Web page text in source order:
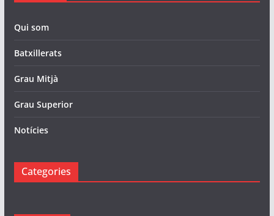
Qui som
Batxillerats
Grau Mitjà
Grau Superior
Notícies
Categories